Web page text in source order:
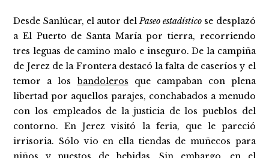
Desde Sanlúcar, el autor delPaseo estadístico se desplazó
a El Puerto de Santa María por tierra, recorriendo
tres leguas de camino malo e inseguro. De la campiña
de Jerez de la Frontera destacó la falta de caseríos y el
temor a losbandoleros que campaban con plena
libertad por aquellos parajes, conchabados a menudo
con los empleados de la justicia de los pueblos del
contorno. En Jerez visitó la feria, que le pareció
irrisoria. Sólo vio en ella tiendas de muñecos para